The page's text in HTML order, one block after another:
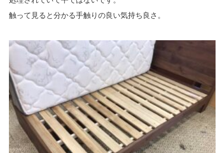
触って見ると分かる手触りの良い気持ち良さ。